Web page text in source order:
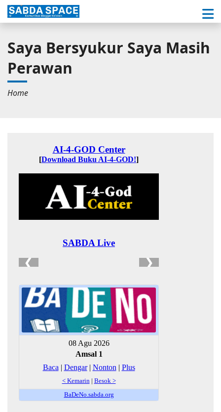
Saya Bersyukur Saya Masih
Perawan
Home